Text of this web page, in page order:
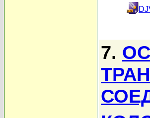
7.